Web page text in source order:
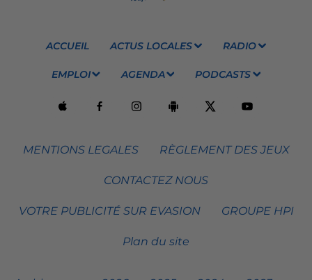
ACCUEIL ACTUS LOCALES RADIO
EMPLOI AGENDA PODCASTS
MENTIONS LEGALES RÈGLEMENT DES JEUX
CONTACTEZ NOUS
VOTRE PUBLICITÉ SUR EVASION GROUPE HPI
Plan du site